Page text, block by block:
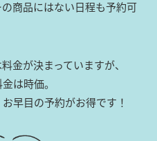
商品にはない日程も予約可
金が決まっていますが、
は時価。
早目の予約がお得です！